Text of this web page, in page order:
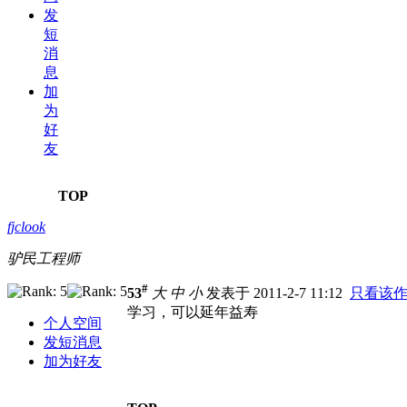
发
短
消
息
加
为
好
友
TOP
fjclook
驴民工程师
个人空间
发短消息
加为好友
53# 大 中 小发表于 2011-2-7 11:12
只看该
学习，可以延年益寿